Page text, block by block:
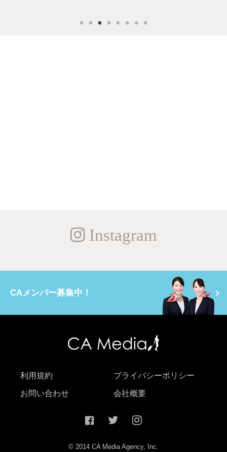
Instagram
CAメンバー募集中！
利用規約 プライバシーポリシー
お問い合わせ 会社概要
© 2014 CA Media Agency, Inc.